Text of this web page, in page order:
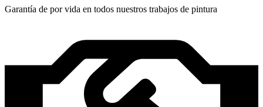
Garantía de por vida en todos nuestros trabajos de pintura